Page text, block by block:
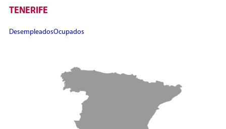
TENERIFE
DesempleadosOcupados